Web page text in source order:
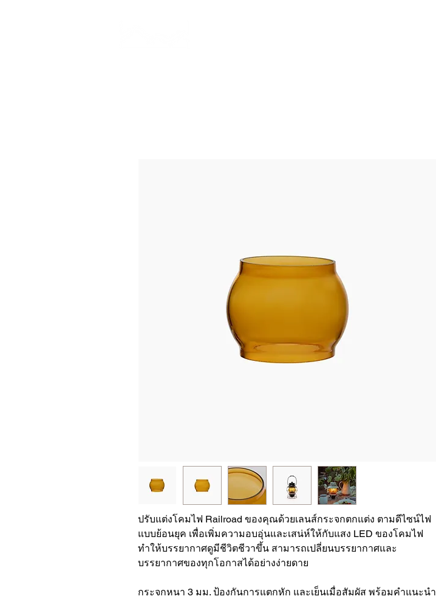
ปรับแต่งโคมไฟ Railroad ของคุณด้วยเลนส์กระจกตกแต่ง ตามดีไซน์ไฟ
แบบย้อนยุค เพื่อเพิ่มความอบอุ่นและเสน่ห์ให้กับแสง LED ของโคมไฟ
ทำให้บรรยากาศดูมีชีวิตชีวาขึ้น สามารถเปลี่ยนบรรยากาศและ
บรรยากาศของทุกโอกาสได้อย่างง่ายดาย
กระจกหนา 3 มม. ป้องกันการแตกหัก และเย็นเมื่อสัมผัส พร้อมคำแนะนำ